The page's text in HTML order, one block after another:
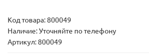
Код товара:800049
Наличие: Уточняйте по телефону
Артикул: 800049